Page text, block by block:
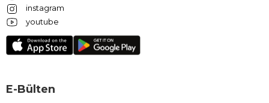
instagram
youtube
E-Bülten